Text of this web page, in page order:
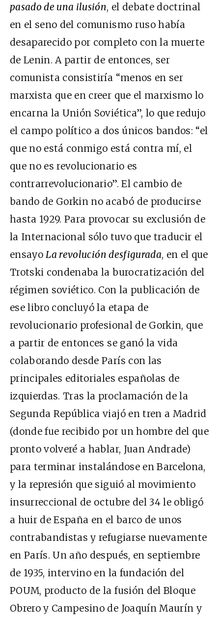
pasado de una ilusión, el debate doctrinal
en el seno del comunismo ruso había
desaparecido por completo con la muerte
de Lenin. A partir de entonces, ser
comunista consistiría “menos en ser
marxista que en creer que el marxismo lo
encarna la Unión Soviética”, lo que redujo
el campo político a dos únicos bandos: “el
que no está conmigo está contra mí, el
que no es revolucionario es
contrarrevolucionario”. El cambio de
bando de Gorkin no acabó de producirse
hasta 1929. Para provocar su exclusión de
la Internacional sólo tuvo que traducir el
ensayoLa revolución desfigurada, en el que
Trotski condenaba la burocratización del
régimen soviético. Con la publicación de
ese libro concluyó la etapa de
revolucionario profesional de Gorkin, que
a partir de entonces se ganó la vida
colaborando desde París con las
principales editoriales españolas de
izquierdas. Tras la proclamación de la
Segunda República viajó en tren a Madrid
(donde fue recibido por un hombre del que
pronto volveré a hablar, Juan Andrade)
para terminar instalándose en Barcelona,
y la represión que siguió al movimiento
insurreccional de octubre del 34 le obligó
a huir de España en el barco de unos
contrabandistas y refugiarse nuevamente
en París. Un año después, en septiembre
de 1935, intervino en la fundación del
POUM, producto de la fusión del Bloque
Obrero y Campesino de Joaquín Maurín y